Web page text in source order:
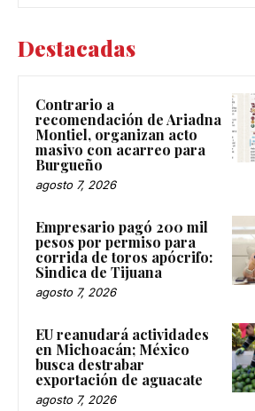
Destacadas
Contrario a
recomendación de Ariadna
Montiel, organizan acto
masivo con acarreo para
Burgueño
agosto 7, 2026
Empresario pagó 200 mil
pesos por permiso para
corrida de toros apócrifo:
Sindica de Tijuana
agosto 7, 2026
EU reanudará actividades
en Michoacán; México
busca destrabar
exportación de aguacate
agosto 7, 2026